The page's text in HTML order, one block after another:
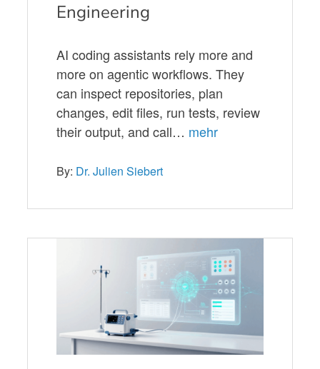
Engineering
AI coding assistants rely more and
more on agentic workflows. They
can inspect repositories, plan
changes, edit files, run tests, review
their output, and call… mehr
By: Dr. Julien Siebert